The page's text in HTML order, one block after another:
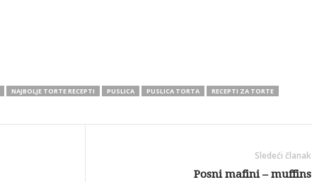
NAJBOLJE TORTE RECEPTI PUSLICA PUSLICA TORTA
RECEPTI ZA TORTE
Sledeći članak
Posni mafini – muffins